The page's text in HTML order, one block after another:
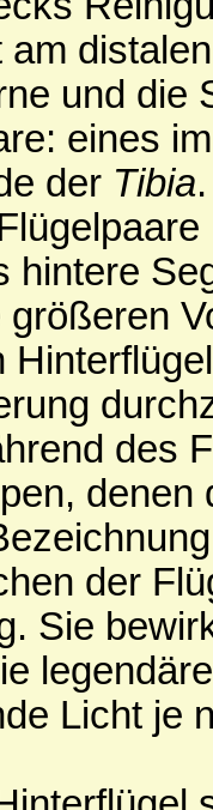
am
und die
eines
der Tibia.
hintere
des
der
Sie
Licht je